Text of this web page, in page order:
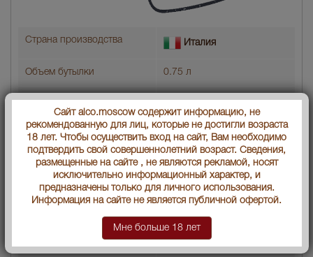
Страна производства Италия
Объем бутылки 0.75 л
Градус 13
Регионы Италии Chianti
Классификация DOCG
Год производства 2015
Вид вина Красное сухое
Сайт alco.moscow содержит информацию, не
рекомендованную для лиц, которые не достигли возраста
18 лет. Чтобы осуществить вход на сайт, Вам необходимо
подтвердить свой совершеннолетний возраст. Сведения,
размещенные на сайте , не являются рекламой, носят
исключительно информационный характер, и
предназначены только для личного использования.
Информация на сайте не является публичной офертой.
Мне больше 18 лет